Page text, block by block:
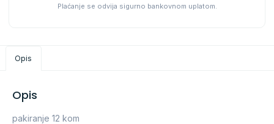
Plaćanje se odvija sigurno bankovnom uplatom.
Opis
Opis
pakiranje 12 kom